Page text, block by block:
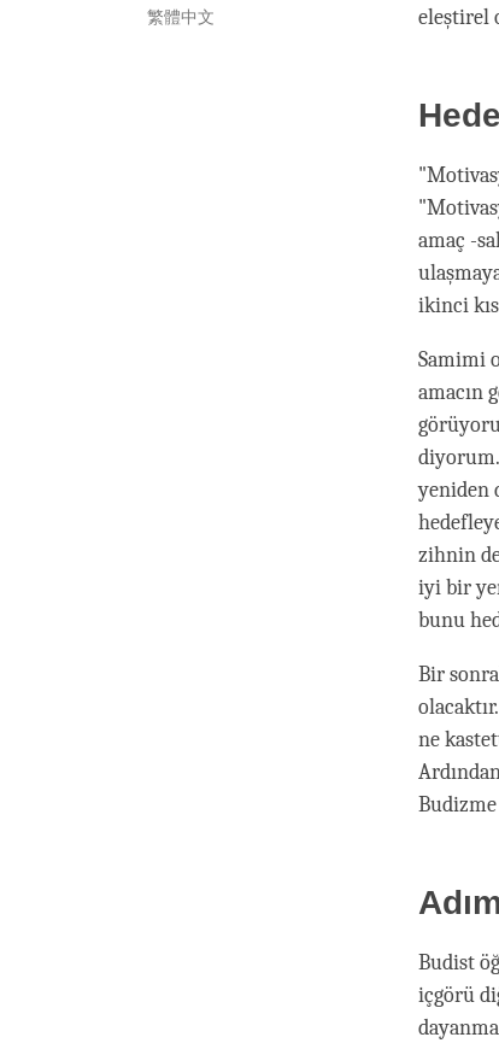
繁體中文
eleştirel
amaç -
ikinci
Samimi
amacın
diyorum.
yeniden
zihnin
iyi bir
bunu
Bir
ne
Budist
içgörü